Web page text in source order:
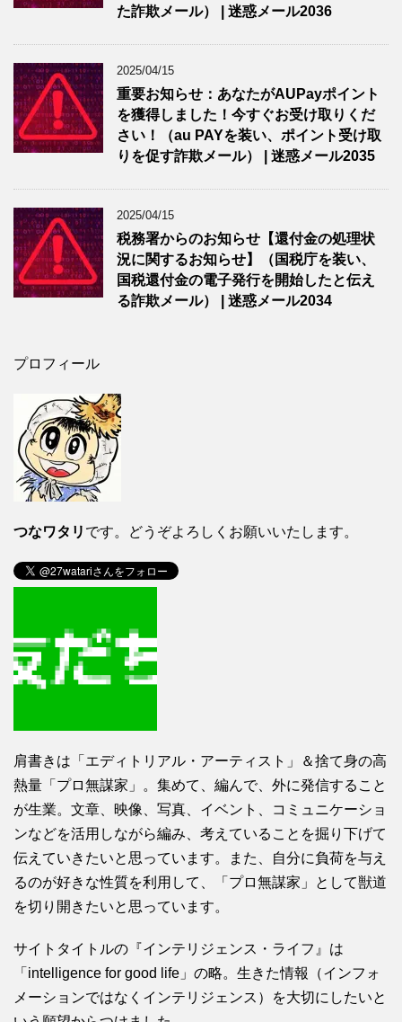
た詐欺メール） | 迷惑メール2036
2025/04/15
重要お知らせ：あなたがAUPayポイント
を獲得しました！今すぐお受け取りくだ
さい！（au PAYを装い、ポイント受け取
りを促す詐欺メール） | 迷惑メール2035
2025/04/15
税務署からのお知らせ【還付金の処理状
況に関するお知らせ】（国税庁を装い、
国税還付金の電子発行を開始したと伝え
る詐欺メール） | 迷惑メール2034
プロフィール
つなワタリ です。どうぞよろしくお願いいたします。
肩書きは「エディトリアル・アーティスト」＆捨て身の高
熱量「プロ無謀家」。集めて、編んで、外に発信すること
が生業。文章、映像、写真、イベント、コミュニケーショ
ンなどを活用しながら編み、考えていることを掘り下げて
伝えていきたいと思っています。また、自分に負荷を与え
るのが好きな性質を利用して、「プロ無謀家」として獣道
を切り開きたいと思っています。
サイトタイトルの『インテリジェンス・ライフ』は
「intelligence for good life」の略。生きた情報（インフォ
メーションではなくインテリジェンス）を大切にしたいと